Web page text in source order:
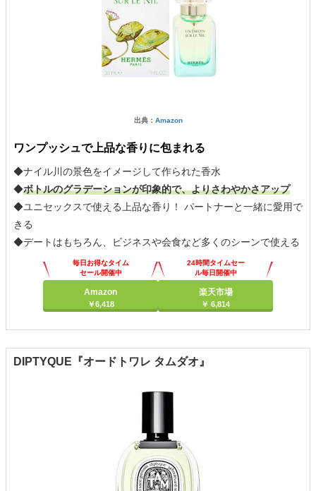
出典： Amazon
ワンプッシュで上品な香りに包まれる
◆ナイル川の景色をイメージして作られた香水
◆ボトルのグラデーションが印象的で、よりさわやかさアップ
◆ユニセックスで使える上品な香り！ パートナーと一緒に愛用で
きる
◆デートはもちろん、ビジネスや会食など多くのシーンで使える
毎日お得なタイム
セール開催中
Amazon
￥6,418
24時間タイムセー
ル毎日開催中
楽天市場
￥ 6,814
DIPTYQUE『オードトワレ タムダオ』